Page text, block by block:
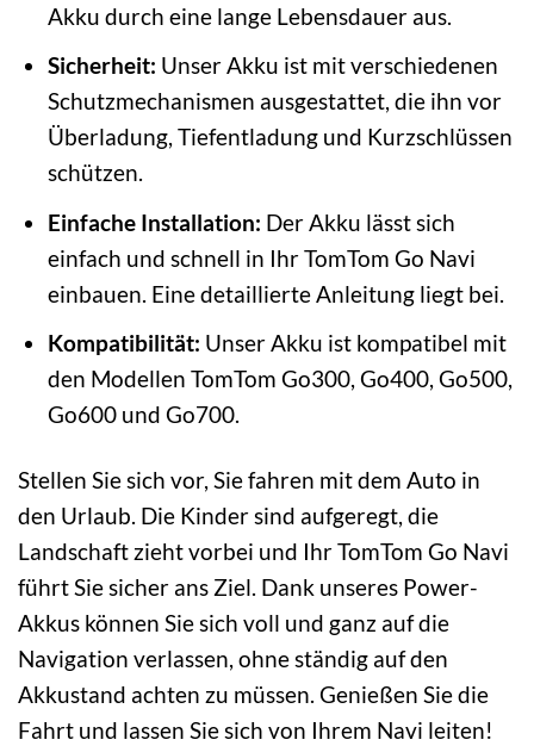
Akku durch eine lange Lebensdauer aus.
Sicherheit: Unser Akku ist mit verschiedenen
Schutzmechanismen ausgestattet, die ihn vor
Überladung, Tiefentladung und Kurzschlüssen
schützen.
Einfache Installation: Der Akku lässt sich
einfach und schnell in Ihr TomTom Go Navi
einbauen. Eine detaillierte Anleitung liegt bei.
Kompatibilität: Unser Akku ist kompatibel mit
den Modellen TomTom Go300, Go400, Go500,
Go600 und Go700.
Stellen Sie sich vor, Sie fahren mit dem Auto in
den Urlaub. Die Kinder sind aufgeregt, die
Landschaft zieht vorbei und Ihr TomTom Go Navi
führt Sie sicher ans Ziel. Dank unseres Power-
Akkus können Sie sich voll und ganz auf die
Navigation verlassen, ohne ständig auf den
Akkustand achten zu müssen. Genießen Sie die
Fahrt und lassen Sie sich von Ihrem Navi leiten!